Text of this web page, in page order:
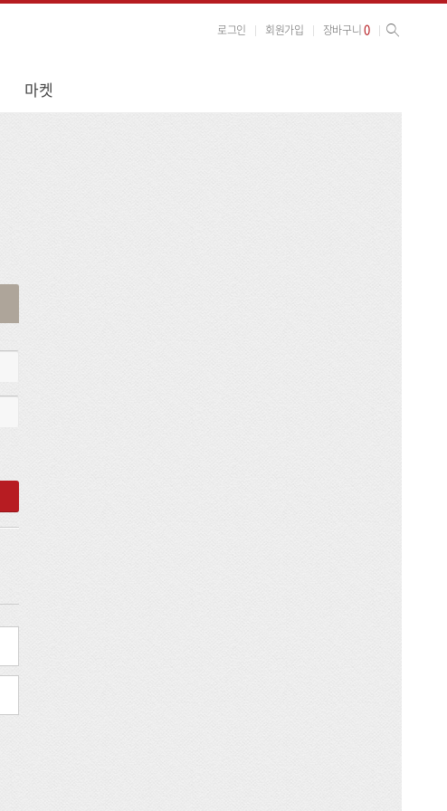
마켓
로그인 회원가입 장바구니0 사이트 검색